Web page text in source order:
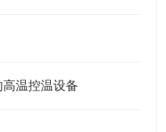
温控温设备​